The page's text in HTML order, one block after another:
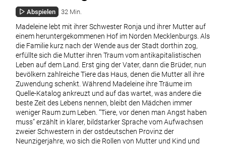
Abspielen 32 Min.
Madeleine lebt mit ihrer Schwester Ronja und ihrer Mutter auf
einem heruntergekommenen Hof im Norden Mecklenburgs. Als
die Familie kurz nach der Wende aus der Stadt dorthin zog,
erfüllte sich die Mutter ihren Traum vom antikapitalistischen
Leben auf dem Land. Erst ging der Vater, dann die Brüder, nun
bevölkern zahlreiche Tiere das Haus, denen die Mutter all ihre
Zuwendung schenkt. Während Madeleine ihre Träume im
Quelle-Katalog ankreuzt und auf das wartet, was andere die
beste Zeit des Lebens nennen, bleibt den Mädchen immer
weniger Raum zum Leben. “Tiere, vor denen man Angst haben
muss” erzählt in klarer, bildstarker Sprache vom Aufwachsen
zweier Schwestern in der ostdeutschen Provinz der
Neunzigerjahre, wo sich die Rollen von Mutter und Kind und